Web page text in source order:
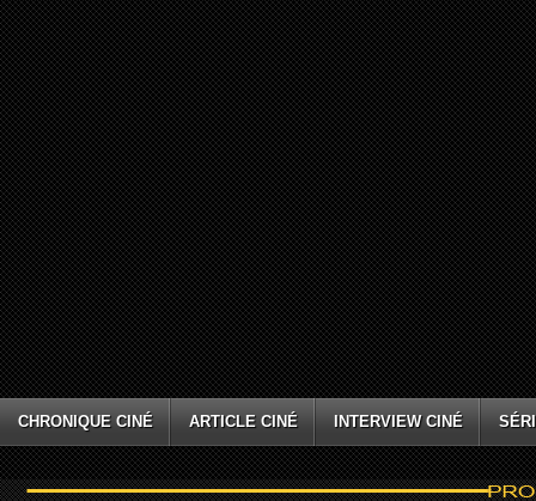
CHRONIQUE CINÉ ARTICLE CINÉ INTERVIEW CINÉ